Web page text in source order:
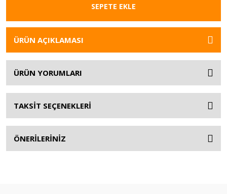
SEPETE EKLE
ÜRÜN AÇIKLAMASI
ÜRÜN YORUMLARI
TAKSİT SEÇENEKLERİ
ÖNERİLERİNİZ